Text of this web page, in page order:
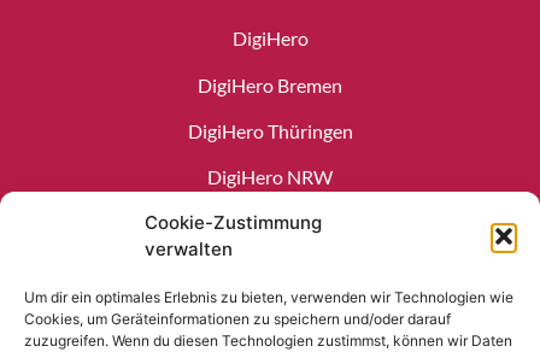
Cookie-Zustimmung
verwalten
Um dir ein optimales Erlebnis zu bieten, verwenden wir Technologien wie
Cookies, um Geräteinformationen zu speichern und/oder darauf
zuzugreifen. Wenn du diesen Technologien zustimmst, können wir Daten
DigiHero
DigiHero Bremen
DigiHero Thüringen
DigiHero NRW
DigiHero Krankenhaus
IN KOOPERATION MIT